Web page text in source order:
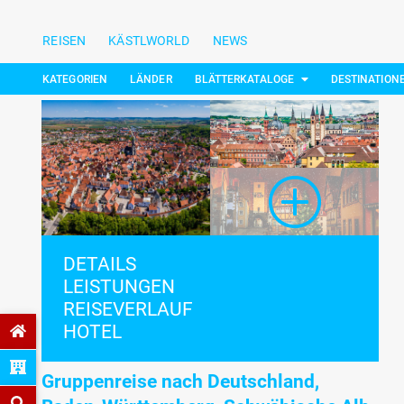
REISEN KÄSTLWORLD NEWS
KATEGORIEN LÄNDER BLÄTTERKATALOGE
DETAILS
LEISTUNGEN
REISEVERLAUF
HOTEL
Gruppenreise nach Deutschland,